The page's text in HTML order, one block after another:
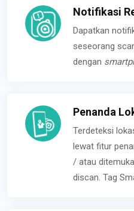
Notifikasi
Dapatkan
seseorang
dengan
Penanda
Terdeteksi
lewat fitur
/ atau
discan. Tag